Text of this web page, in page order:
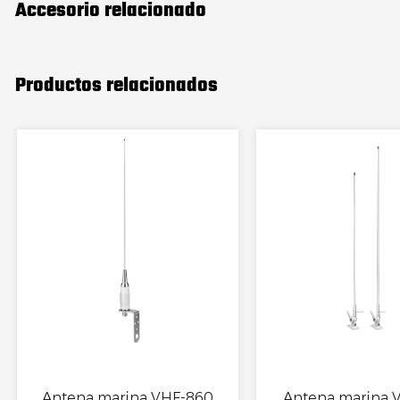
Accesorio relacionado
Productos relacionados